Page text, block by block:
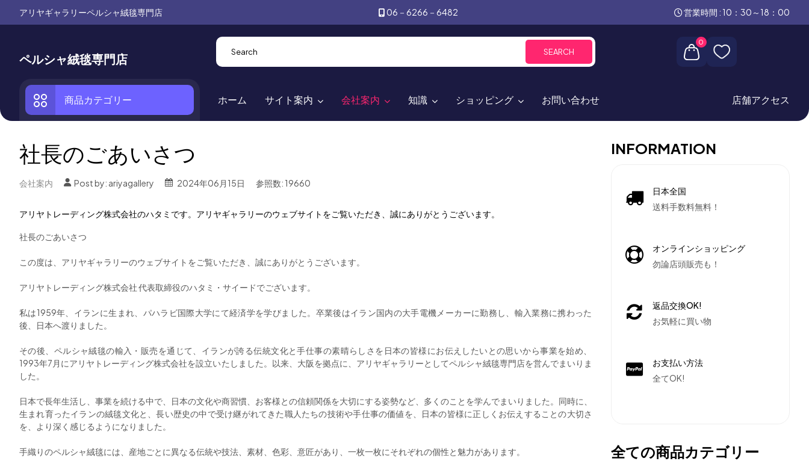
アリヤギャラリーペルシャ絨毯専門店 06－6266－6482 営業時間 : 10：30～18：00
ペルシャ絨毯専門店 SEARCH
0
商品カテゴリー ホーム サイト案内 会社案内 知識 ショッピング お問い合わせ 店舗アクセス
社長のごあいさつ
会社案内 Post by: ariyagallery 2024年06月15日 参照数: 19660
アリヤトレーディング株式会社のハタミです。アリヤギャラリーのウェブサイトをご覧いただき、 誠にありがとうございます。
社長のごあいさつ
この度は、アリヤギャラリーのウェブサイトをご覧いただき、 誠にありがとうございます。
アリヤトレーディング株式会社 代表取締役のハタミ・サイードでございます。
私は1959年、イランに生まれ、 パハラビ国際大学にて経済学を学びました。 卒業後はイラン国内の大手電機メーカーに勤務し、 輸入業務に携わった
後、日本へ渡りました。
その後、ペルシャ絨毯の輸入・販売を通じて、 イランが誇る伝統文化と手仕事の素晴らしさを日本の皆様にお伝え したいとの思いから事業を始め、
1993年7月にアリヤトレーディング株式会社を設立いたしました。以来、大阪を拠点に、 アリヤギャラリーとしてペルシャ絨毯専門店を営んでまいりま
した 。
日本で長年生活し、事業を続ける中で、日本の文化や商習慣、 お客様との信頼関係を大切にする姿勢など、 多くのことを学んでまいりました。同時に、
生まれ育ったイランの絨毯文化と、長い歴史の中で受け継がれてきた職人たちの技術や手仕事の価値を 、日本の皆様に正しくお伝えすることの大切さ
を、
より深く感じるようになりました。
手織りのペルシャ絨毯には、産地ごとに異なる伝統や技法、素材、 色彩、意匠があり、一枚一枚にそれぞれの個性と魅力があります。
INFORMATION
日本全国
送料手数料無料！
オンラインショッピング
勿論店頭販売も！
返品交換OK!
お気軽に買い物
お支払い方法
全てOK!
全ての商品カテゴリー